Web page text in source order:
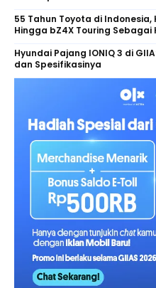
55 Tahun Toyota di
Hingga bZ4X Touring Sebagai
Hyundai Pajang IONIQ 3 di
dan Spesifikasinya